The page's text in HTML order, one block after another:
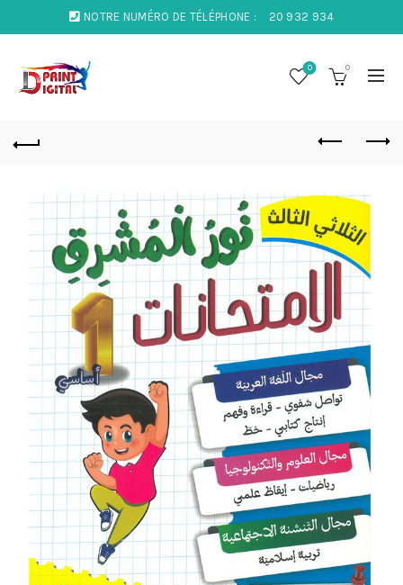
NOTRE NUMÉRO DE TÉLÉPHONE : 20 932 934
0 0